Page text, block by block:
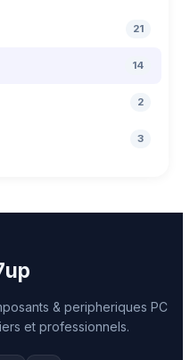
21
14
2
3
& peripheriques PC
et professionnels.